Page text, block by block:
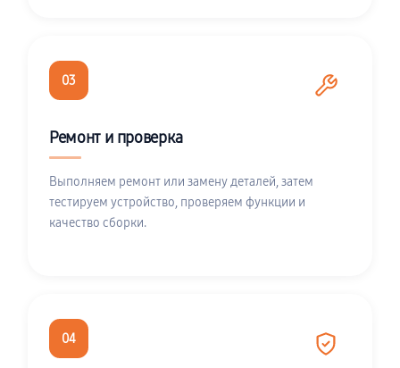
03
Ремонт и проверка
Выполняем ремонт или замену деталей, затем
тестируем устройство, проверяем функции и
качество сборки.
04